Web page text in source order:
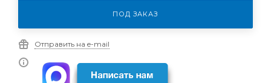
ПОД ЗАКАЗ
Отправить на e-mail